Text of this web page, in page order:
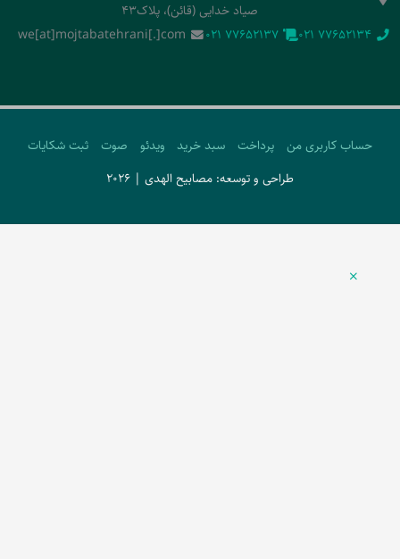
صیاد خدایی (قائن)، پلاک43
‭021 77652134‬
‭021 77652137‬
we[at]mojtabatehrani[.]com
حساب کاربری من پرداخت سبد خرید ویدئو صوت
ثبت شکایات
طراحی و توسعه: مصابیح الهدی | 2026